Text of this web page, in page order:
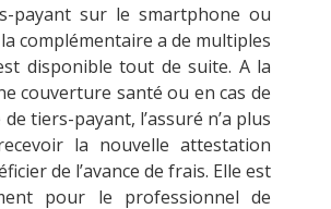
payant sur le smartphone ou
complémentaire a de multiples
disponible tout de suite. A la
couverture santé ou en cas de
tiers-payant, l’assuré n’a plus
la nouvelle attestation
de l’avance de frais. Elle est
pour le professionnel de